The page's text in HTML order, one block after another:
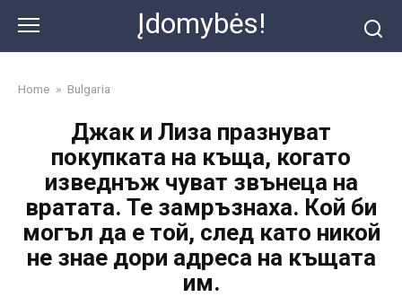
content
Įdomybės!
Home » Bulgaria
Джак и Лиза празнуват
покупката на къща, когато
изведнъж чуват звънеца на
вратата. Те замръзнаха. Кой би
могъл да е той, след като никой
не знае дори адреса на къщата
им.